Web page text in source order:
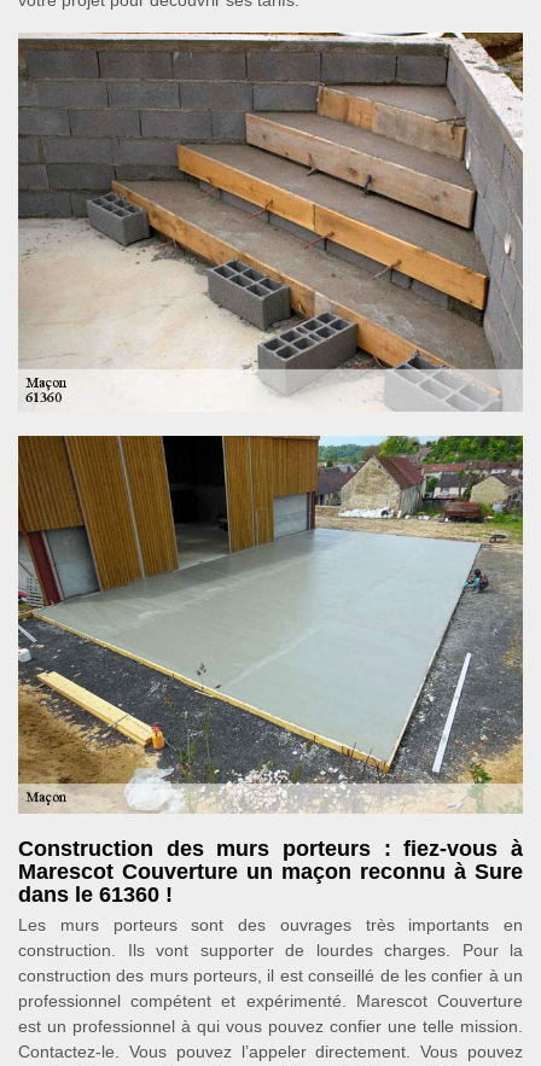
Construction des murs porteurs : fiez-vous à
Marescot Couverture un maçon reconnu à Sure
dans le 61360 !
Les murs porteurs sont des ouvrages très importants en
construction. Ils vont supporter de lourdes charges. Pour la
construction des murs porteurs, il est conseillé de les confier à un
professionnel compétent et expérimenté. Marescot Couverture
est un professionnel à qui vous pouvez confier une telle mission.
Contactez-le. Vous pouvez l’appeler directement. Vous pouvez